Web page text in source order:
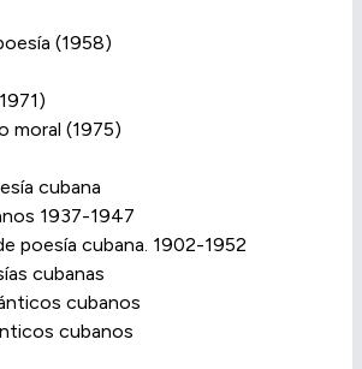
(1958)
moral (1975)
cubana
1937-1947
poesía cubana. 1902-1952
cubanas
cubanos
cubanos